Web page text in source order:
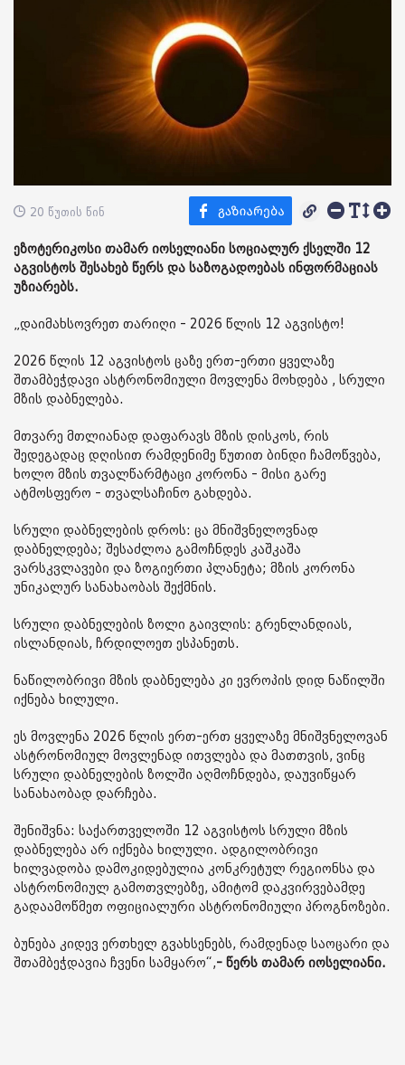
20 წუთის წინ
ეზოტერიკოსი თამარ იოსელიანი სოციალურ ქსელში 12
აგვისტოს შესახებ წერს და საზოგადოებას ინფორმაციას
უზიარებს.
„დაიმახსოვრეთ თარიღი - 2026 წლის 12 აგვისტო!
2026 წლის 12 აგვისტოს ცაზე ერთ-ერთი ყველაზე
შთამბეჭდავი ასტრონომიული მოვლენა მოხდება , სრული
მზის დაბნელება.
მთვარე მთლიანად დაფარავს მზის დისკოს, რის
შედეგადაც დღისით რამდენიმე წუთით ბინდი ჩამოწვება,
ხოლო მზის თვალწარმტაცი კორონა - მისი გარე
ატმოსფერო - თვალსაჩინო გახდება.
სრული დაბნელების დროს: ცა მნიშვნელოვნად
დაბნელდება; შესაძლოა გამოჩნდეს კაშკაშა
ვარსკვლავები და ზოგიერთი პლანეტა; მზის კორონა
უნიკალურ სანახაობას შექმნის.
სრული დაბნელების ზოლი გაივლის: გრენლანდიას,
ისლანდიას, ჩრდილოეთ ესპანეთს.
ნაწილობრივი მზის დაბნელება კი ევროპის დიდ ნაწილში
იქნება ხილული.
ეს მოვლენა 2026 წლის ერთ-ერთ ყველაზე მნიშვნელოვან
ასტრონომიულ მოვლენად ითვლება და მათთვის, ვინც
სრული დაბნელების ზოლში აღმოჩნდება, დაუვიწყარ
სანახაობად დარჩება.
შენიშვნა: საქართველოში 12 აგვისტოს სრული მზის
დაბნელება არ იქნება ხილული. ადგილობრივი
ხილვადობა დამოკიდებულია კონკრეტულ რეგიონსა და
ასტრონომიულ გამოთვლებზე, ამიტომ დაკვირვებამდე
გადაამოწმეთ ოფიციალური ასტრონომიული პროგნოზები.
ბუნება კიდევ ერთხელ გვახსენებს, რამდენად საოცარი და
შთამბეჭდავია ჩვენი სამყარო“,- წერს თამარ იოსელიანი.